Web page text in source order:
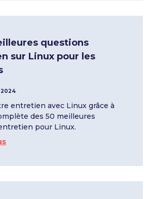
questions
sur Linux pour les
2024
entretien avec Linux grâce à
des 50 meilleures
pour Linux.